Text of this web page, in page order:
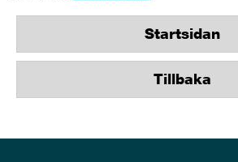
Startsidan
Tillbaka